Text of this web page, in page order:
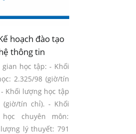
hoạch đào tạo
thông tin
học tập: - Khối
2.325/98 (giờ/tín
Khối lượng học tập
(giờ/tín chỉ). - Khối
chuyên môn:
lý thuyết: 791